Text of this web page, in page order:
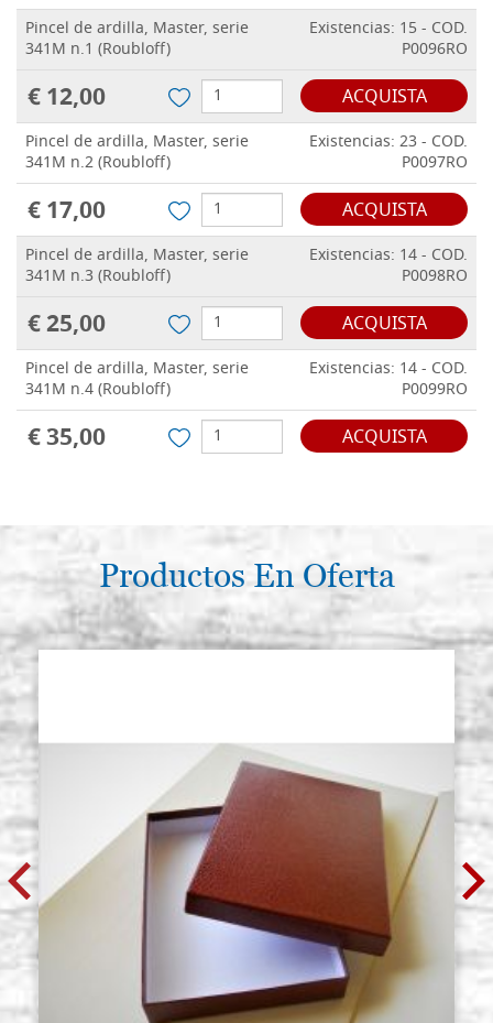
Pincel de ardilla, Master, serie
341M n.1 (Roubloff)
Existencias: 15 - COD.
P0096RO
€ 12,00 ACQUISTA
Pincel de ardilla, Master, serie
341M n.2 (Roubloff)
Existencias: 23 - COD.
P0097RO
€ 17,00 ACQUISTA
Pincel de ardilla, Master, serie
341M n.3 (Roubloff)
Existencias: 14 - COD.
P0098RO
€ 25,00 ACQUISTA
Pincel de ardilla, Master, serie
341M n.4 (Roubloff)
Existencias: 14 - COD.
P0099RO
€ 35,00 ACQUISTA
Productos En Oferta